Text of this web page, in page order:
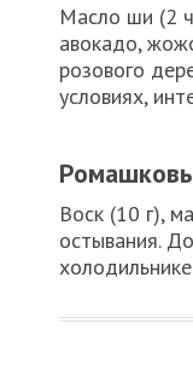
Масло ши (2
авокадо,
розового
условиях,
Воск (10 г),
остывания.